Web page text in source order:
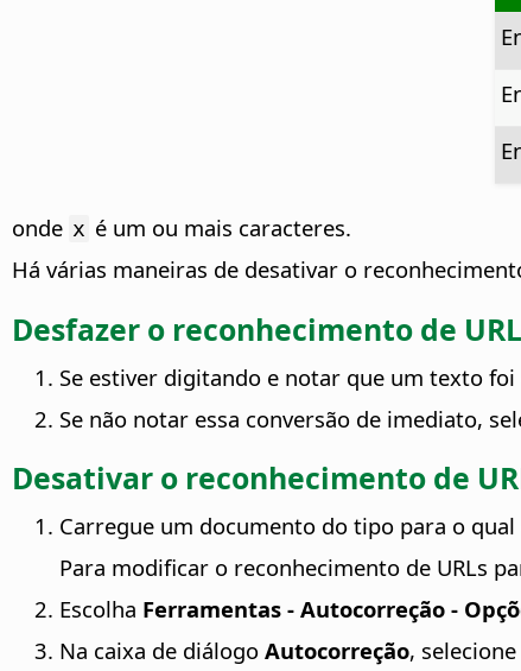
onde x é um ou mais caracteres.
Há várias maneiras de desativar o
Desfazer o reconhecimento de
Se estiver digitando e notar que um texto
Se não notar essa conversão de imediato,
Desativar o reconhecimento de
Carregue um documento do tipo para o
Para modificar o reconhecimento de URLs
Escolha Ferramentas - Autocorreção -
Na caixa de diálogo Autocorreção,